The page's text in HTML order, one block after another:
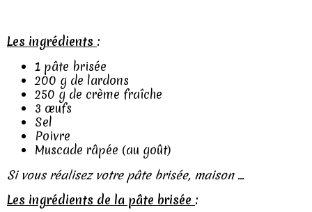
Les ingrédients :
1 pâte brisée
200 g de lardons
250 g de crème fraîche
3 œufs
Sel
Poivre
Muscade râpée (au goût)
Si vous réalisez votre pâte brisée, maison ...
Les ingrédients de la pâte brisée :